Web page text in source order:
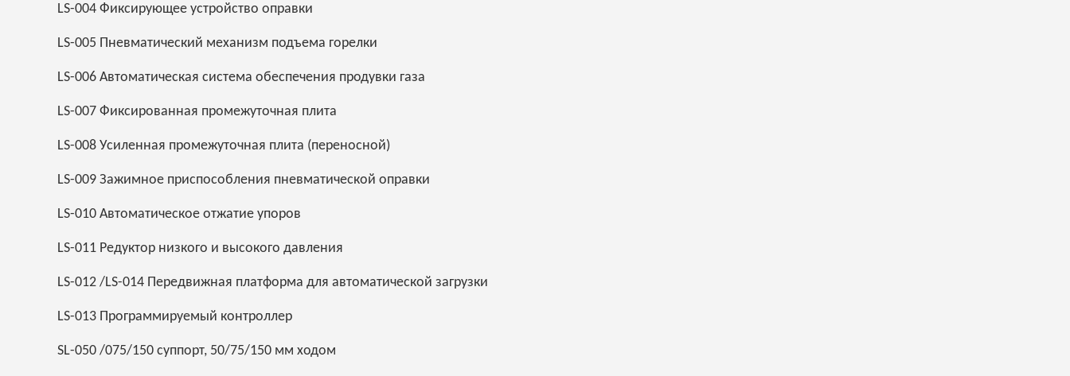
LS-004 Фиксирующее устройство оправки
LS-005 Пневматический механизм подъема горелки
LS-006 Автоматическая система обеспечения продувки газа
LS-007 Фиксированная промежуточная плита
LS-008 Усиленная промежуточная плита (переносной)
LS-009 Зажимное приспособления пневматической оправки
LS-010 Автоматическое отжатие упоров
LS-011 Редуктор низкого и высокого давления
LS-012 /LS-014 Передвижная платформа для автоматической загрузки
LS-013 Программируемый контроллер
SL-050 /075/150 суппорт, 50/75/150 мм ходом